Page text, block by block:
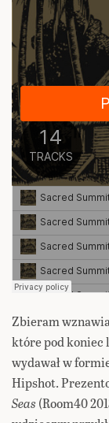
Zbieram
które pod koniec
wydawał w
Hipshot.
Seas(Room40